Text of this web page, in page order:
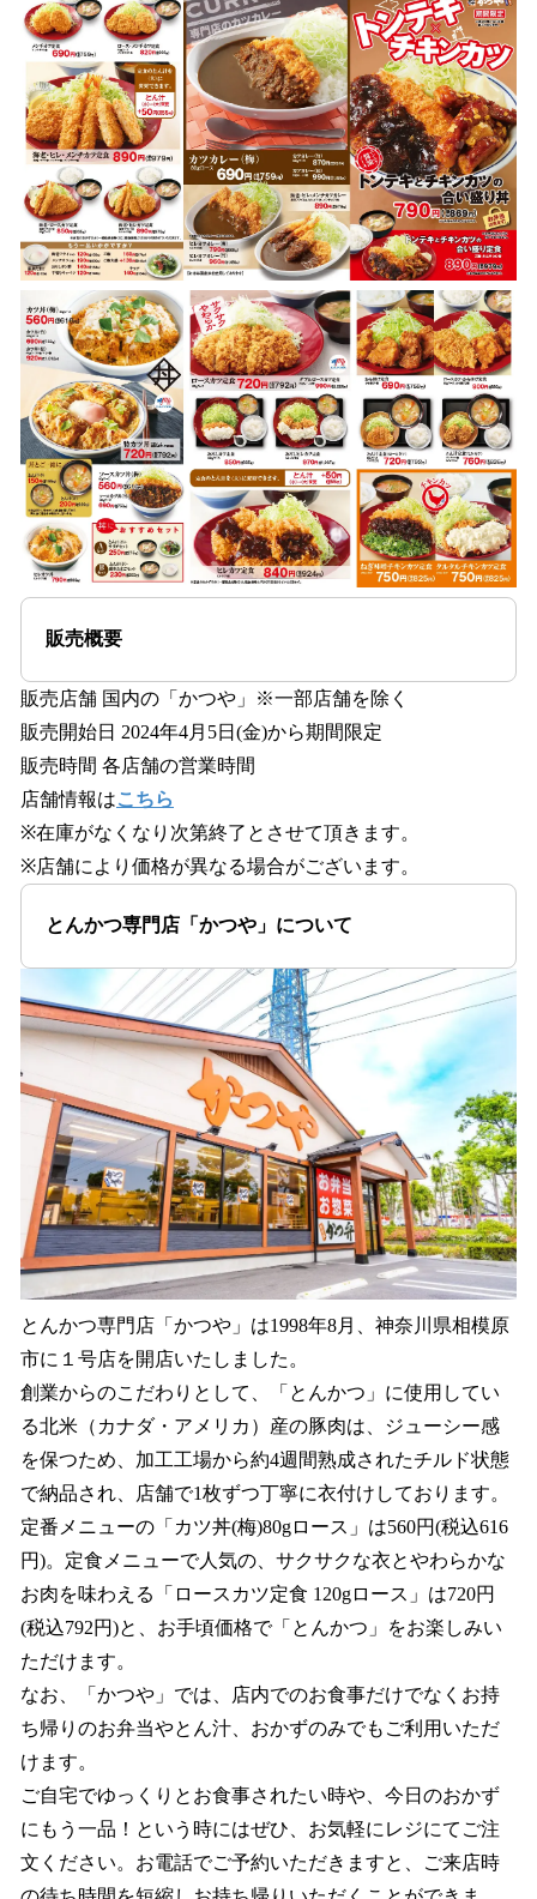
販売概要
販売店舗 国内の「かつや」※⼀部店舗を除く
販売開始⽇ 2024年4⽉5⽇(金)から期間限定
販売時間 各店舗の営業時間
店舗情報はこちら
※在庫がなくなり次第終了とさせて頂きます。
※店舗により価格が異なる場合がございます。
とんかつ専門店「かつや」について
とんかつ専⾨店「かつや」は1998年8⽉、神奈川県相模原
市に１号店を開店いたしました。
創業からのこだわりとして、「とんかつ」に使⽤してい
る北⽶（カナダ・アメリカ）産の豚⾁は、ジューシー感
を保つため、加⼯⼯場から約4週間熟成されたチルド状態
で納品され、店舗で1枚ずつ丁寧に⾐付けしております。
定番メニューの「カツ丼(梅)80gロース」は560円(税込616
円)。定⾷メニューで⼈気の、サクサクな⾐とやわらかな
お⾁を味わえる「ロースカツ定⾷ 120gロース」は720円
(税込792円)と、お⼿頃価格で「とんかつ」をお楽しみい
ただけます。
なお、「かつや」では、店内でのお⾷事だけでなくお持
ち帰りのお弁当やとん汁、おかずのみでもご利⽤いただ
けます。
ご⾃宅でゆっくりとお⾷事されたい時や、今⽇のおかず
にもう⼀品！という時にはぜひ、お気軽にレジにてご注
⽂ください。お電話でご予約いただきますと、ご来店時